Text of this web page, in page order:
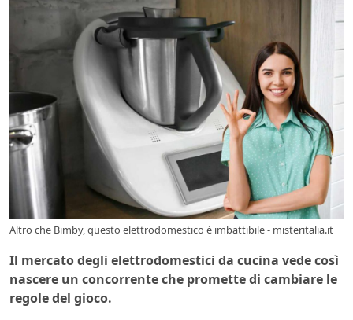
Altro che Bimby, questo elettrodomestico è imbattibile - misteritalia.it
Il mercato degli elettrodomestici da cucina vede così
nascere un concorrente che promette di cambiare le
regole del gioco.